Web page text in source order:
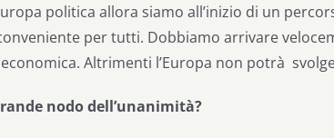
politica allora siamo all’inizio di un
per tutti. Dobbiamo arrivare
Altrimenti l’Europa non potrà
nodo dell’unanimità?